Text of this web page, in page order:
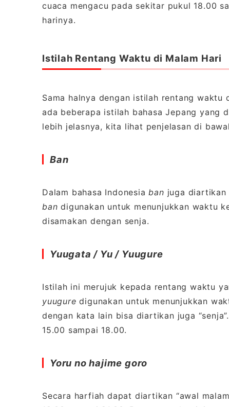
cuaca mengacu pada sekitar pukul 18.00
harinya.
Istilah Rentang Waktu di Malam Hari
Sama halnya dengan istilah rentang
ada beberapa istilah bahasa Jepang yang
lebih jelasnya, kita lihat penjelasan di
Ban
Dalam bahasa Indonesiaban juga diartikan
bandigunakan untuk menunjukkan waktu
disamakan dengan senja.
Yuugata / Yu / Yuugure
Istilah ini merujuk kepada rentang waktu
yuugure digunakan untuk menunjukkan
dengan kata lain bisa diartikan juga
15.00 sampai 18.00.
Yoru no hajime goro
Secara harfiah dapat diartikan “awal